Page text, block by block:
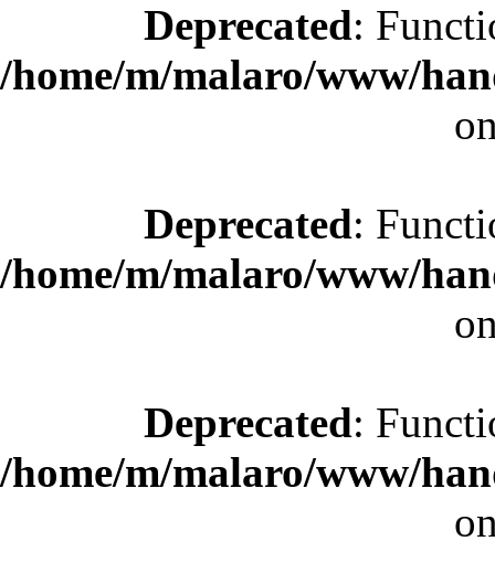
Deprecated:
/home/m/malaro/www/
Deprecated:
/home/m/malaro/www/
Deprecated:
/home/m/malaro/www/